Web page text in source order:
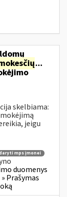
...
skelbiama:
jeigu
mps įmonei
duomenys
Prašymas